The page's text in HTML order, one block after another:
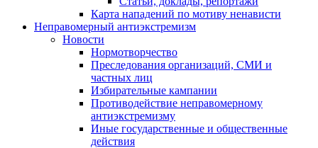
Карта нападений по мотиву ненависти
Неправомерный антиэкстремизм
Новости
Нормотворчество
Преследования организаций, СМИ и
частных лиц
Избирательные кампании
Противодействие неправомерному
антиэкстремизму
Иные государственные и общественные
действия